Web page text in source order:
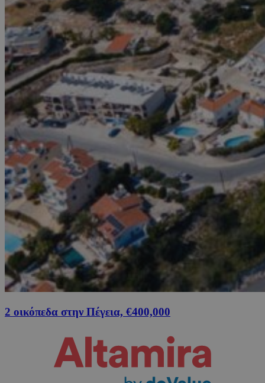
2 οικόπεδα στην Πέγεια, €400,000